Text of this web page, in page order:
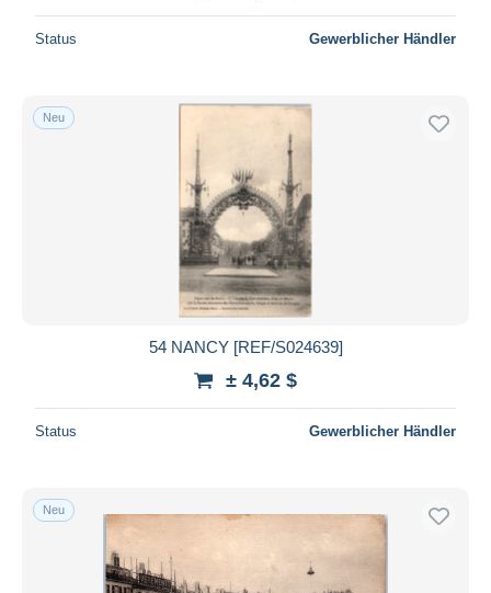
Status Gewerblicher Händler
Neu
54 NANCY [REF/S024639]
± 4,62 $
Status Gewerblicher Händler
Neu